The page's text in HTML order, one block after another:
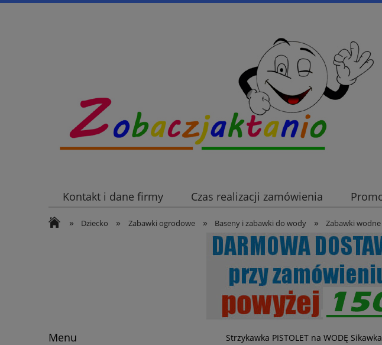
Kontakt i dane firmy Czas realizacji zamówienia
» Dziecko » Zabawki ogrodowe » Baseny i zabawki do wody » Zabawki wodne
Menu Strzykawka PISTOLET na WODĘ